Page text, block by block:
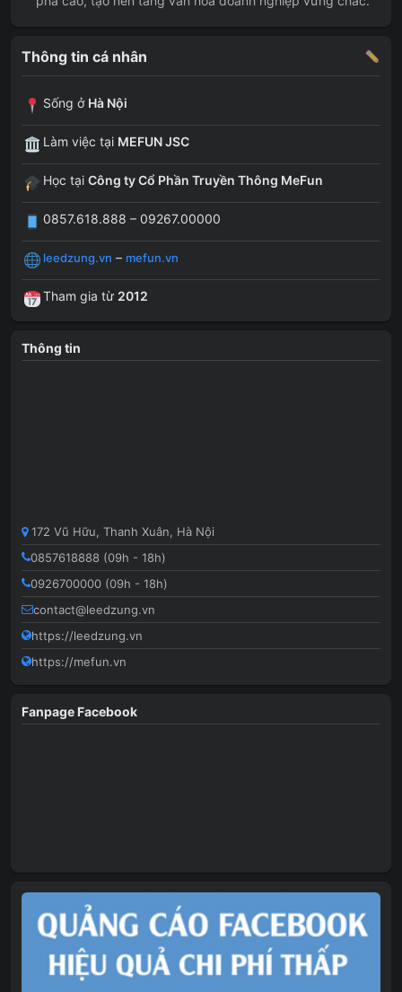
Thông tin cá nhân
Sống ở Hà Nội
Làm việc tại MEFUN JSC
Học tại Công ty Cổ Phần Truyền Thông MeFun
0857.618.888 – 09267.00000
leedzung.vn – mefun.vn
Tham gia từ 2012
Thông tin
172 Vũ Hữu, Thanh Xuân, Hà Nội
0857618888 (09h - 18h)
0926700000 (09h - 18h)
contact@leedzung.vn
https://leedzung.vn
https://mefun.vn
Fanpage Facebook